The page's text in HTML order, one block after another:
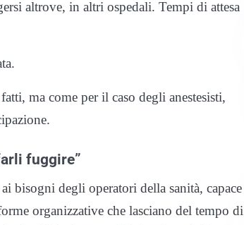
altrove, in altri ospedali. Tempi di attesa
ma come per il caso degli anestesisti,
fuggire”
bisogni degli operatori della sanità, capace
organizzative che lasciano del tempo di